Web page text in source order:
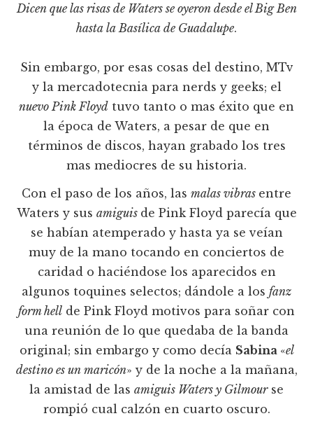
Dicen que las risas de Waters se oyeron desde el Big Ben
hasta la Basílica de Guadalupe.
Sin embargo, por esas cosas del destino, MTv
y la mercadotecnia para nerds y geeks; el
nuevo Pink Floyd tuvo tanto o mas éxito que en
la época de Waters, a pesar de que en
términos de discos, hayan grabado los tres
mas mediocres de su historia.
Con el paso de los años, las malas vibras entre
Waters y sus amiguis de Pink Floyd parecía que
se habían atemperado y hasta ya se veían
muy de la mano tocando en conciertos de
caridad o haciéndose los aparecidos en
algunos toquines selectos; dándole a los fanz
form hell de Pink Floyd motivos para soñar con
una reunión de lo que quedaba de la banda
original; sin embargo y como decía Sabina «el
destino es un maricón» y de la noche a la mañana,
la amistad de las amiguis Waters y Gilmourse
rompió cual calzón en cuarto oscuro.